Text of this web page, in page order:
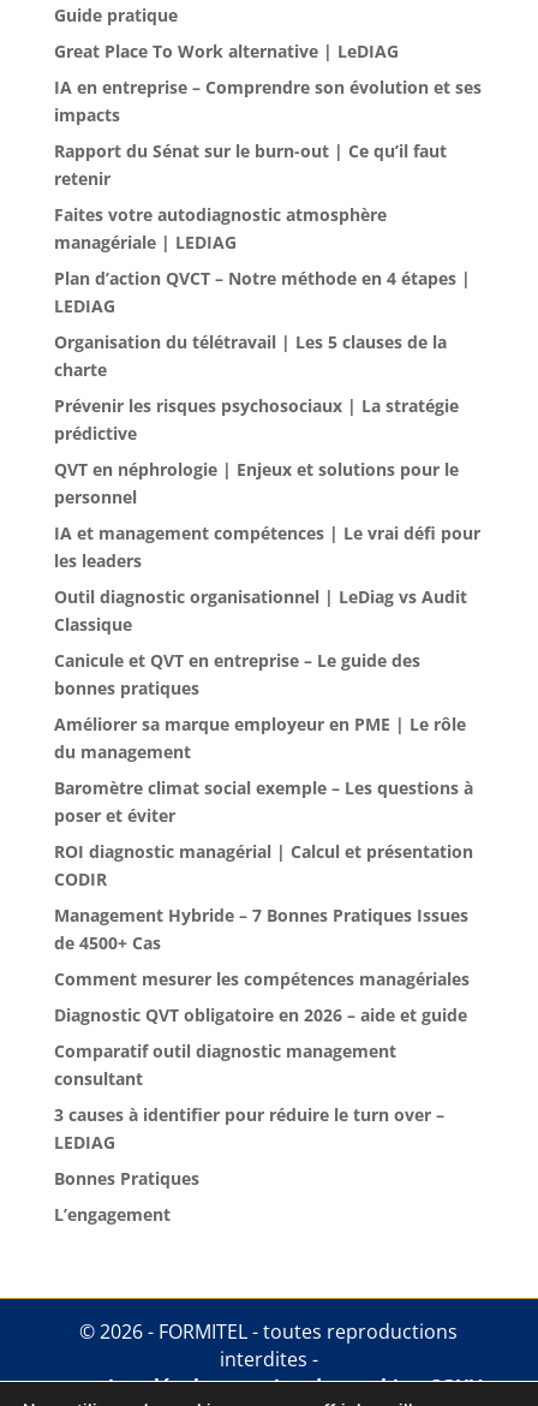
Guide pratique
Great Place To Work alternative | LeDIAG
IA en entreprise – Comprendre son évolution et ses
impacts
Rapport du Sénat sur le burn-out | Ce qu’il faut
retenir
Faites votre autodiagnostic atmosphère
managériale | LEDIAG
Plan d’action QVCT – Notre méthode en 4 étapes |
LEDIAG
Organisation du télétravail | Les 5 clauses de la
charte
Prévenir les risques psychosociaux | La stratégie
prédictive
QVT en néphrologie | Enjeux et solutions pour le
personnel
IA et management compétences | Le vrai défi pour
les leaders
Outil diagnostic organisationnel | LeDiag vs Audit
Classique
Canicule et QVT en entreprise – Le guide des
bonnes pratiques
Améliorer sa marque employeur en PME | Le rôle
du management
Baromètre climat social exemple – Les questions à
poser et éviter
ROI diagnostic managérial | Calcul et présentation
CODIR
Management Hybride – 7 Bonnes Pratiques Issues
de 4500+ Cas
Comment mesurer les compétences managériales
Diagnostic QVT obligatoire en 2026 – aide et guide
Comparatif outil diagnostic management
consultant
3 causes à identifier pour réduire le turn over –
LEDIAG
Bonnes Pratiques
L’engagement
© 2026 - FORMITEL - toutes reproductions
interdites -
mentions légales.gestion des cookies.CGUV